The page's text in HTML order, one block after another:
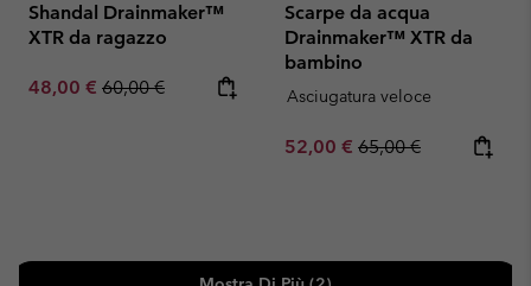
Shandal Drainmaker™
XTR da ragazzo
Sale price:
48,00 € Regular price:
60,00 €
Scarpe da acqua
Drainmaker™ XTR da
bambino
Asciugatura veloce
Sale price:
52,00 € Regular price:
65,00 €